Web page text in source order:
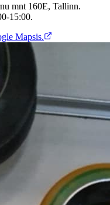
mnt 160E, Tallinn.
15:00.
Mapsis.